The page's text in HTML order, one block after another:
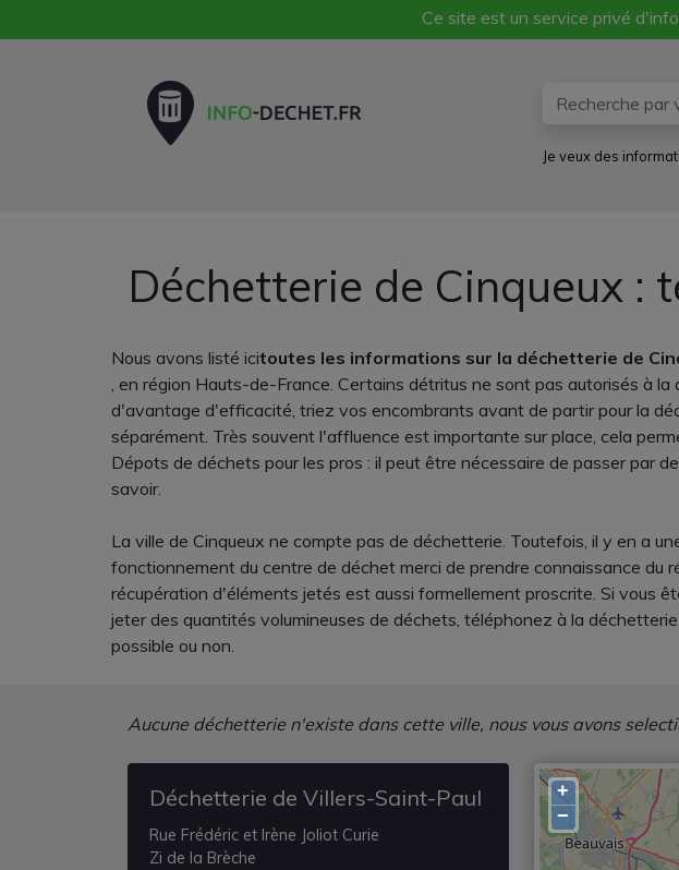
Ce site est un service privé
Je veux des
Déchetterie de Cinqueux :
Nous avons listé icitoutes les informations sur la déchetterie de
, en région Hauts-de-France. Certains détritus ne sont pas autorisés à
d'avantage d'efficacité, triez vos encombrants avant de partir pour la
séparément. Très souvent l'affluence est importante sur place, cela
Dépots de déchets pour les pros : il peut être nécessaire de passer par
savoir.
La ville de Cinqueux ne compte pas de déchetterie. Toutefois, il y en a
fonctionnement du centre de déchet merci de prendre connaissance du
récupération d'éléments jetés est aussi formellement proscrite. Si vous
jeter des quantités volumineuses de déchets, téléphonez à la
possible ou non.
Aucune déchetterie n'existe dans cette ville, nous vous avons
Déchetterie de Villers-Saint-Paul
Rue Frédéric et Irène Joliot Curie
Zi de la Brèche
+
−